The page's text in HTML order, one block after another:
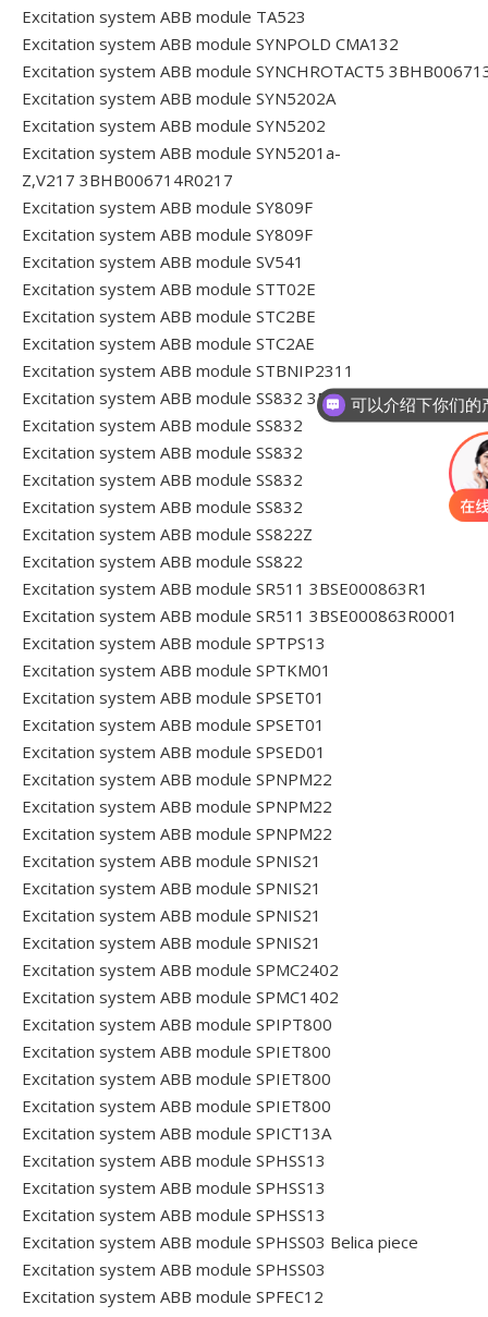
Excitation system ABB module TA523
Excitation system ABB module SYNPOLD CMA132
Excitation system ABB module SYNCHROTACT5
Excitation system ABB module SYN5202A
Excitation system ABB module SYN5202
Excitation system ABB module SYN5201a-
Z,V217 3BHB006714R0217
Excitation system ABB module SY809F
Excitation system ABB module SY809F
Excitation system ABB module SV541
Excitation system ABB module STT02E
Excitation system ABB module STC2BE
Excitation system ABB module STC2AE
Excitation system ABB module STBNIP2311
Excitation system ABB module SS832 3BSC610068R1
Excitation system ABB module SS832
Excitation system ABB module SS832
Excitation system ABB module SS832
Excitation system ABB module SS832
Excitation system ABB module SS822Z
Excitation system ABB module SS822
Excitation system ABB module SR511 3BSE000863R1
Excitation system ABB module SR511 3BSE000863R0001
Excitation system ABB module SPTPS13
Excitation system ABB module SPTKM01
Excitation system ABB module SPSET01
Excitation system ABB module SPSET01
Excitation system ABB module SPSED01
Excitation system ABB module SPNPM22
Excitation system ABB module SPNPM22
Excitation system ABB module SPNPM22
Excitation system ABB module SPNIS21
Excitation system ABB module SPNIS21
Excitation system ABB module SPNIS21
Excitation system ABB module SPNIS21
Excitation system ABB module SPMC2402
Excitation system ABB module SPMC1402
Excitation system ABB module SPIPT800
Excitation system ABB module SPIET800
Excitation system ABB module SPIET800
Excitation system ABB module SPIET800
Excitation system ABB module SPICT13A
Excitation system ABB module SPHSS13
Excitation system ABB module SPHSS13
Excitation system ABB module SPHSS13
Excitation system ABB module SPHSS03 Belica piece
Excitation system ABB module SPHSS03
Excitation system ABB module SPFEC12